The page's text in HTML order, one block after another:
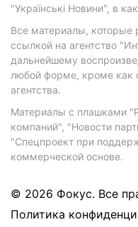
"Українські Новини", в
Все материалы, которые
ссылкой на агентство
дальнейшему
любой форме, кроме как
агентства.
Материалы с плашками
компаний", "Новости
"Спецпроект при
коммерческой основе.
© 2026 Фокус. Все
Политика